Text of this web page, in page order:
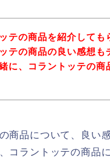
テの商品を紹介しても
テの商品の良い感想も
に、コラントッテの商
商品について、良い
コラントッテの商品